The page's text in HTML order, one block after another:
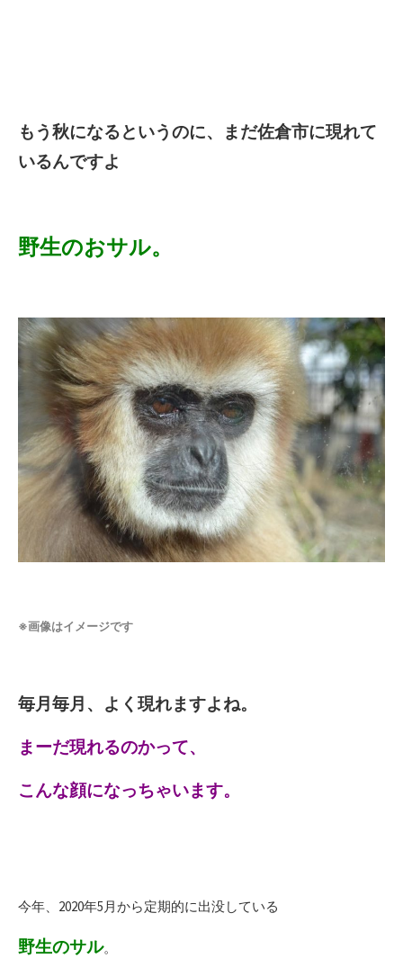
もう秋になるというのに、まだ佐倉市に現れて
いるんですよ
野生のおサル。
※画像はイメージです
毎月毎月、よく現れますよね。
まーだ現れるのかって、
こんな顔になっちゃいます。
今年、2020年5月から定期的に出没している
野生のサル。